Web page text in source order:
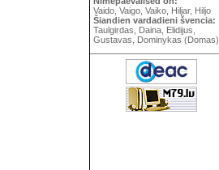
Vaido, Vaigo, Vaiko, Hiljar, Hiljo
Šiandien vardadieni švencia:
Taulgirdas, Daina, Elidijus,
Gustavas, Dominykas (Domas)